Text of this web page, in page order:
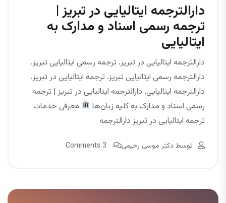
دارالترجمه ایتالیایی در تبریز |
ترجمه رسمی اسناد و مدارک به
ایتالیایی
دارالترجمه ایتالیایی در تبریز. ترجمه رسمی ایتالیایی تبریز.
دارالترجمه رسمی ایتالیایی تبریز. ترجمه ایتالیایی در تبریز.
دارالترجمه ایتالیایی. دارالترجمه ایتالیایی در تبریز | ترجمه
رسمی اسناد و مدارک به کلیه زبان‌ها
معرفی خدمات
ترجمه ایتالیایی در تبریز دارالترجمه
توسط دکتر موسی رحیمی 3 Comments